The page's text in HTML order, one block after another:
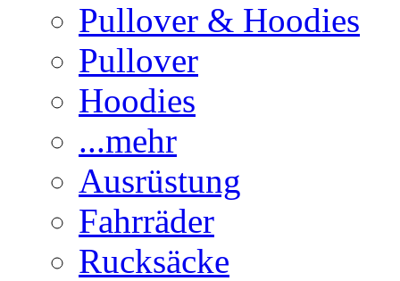
Pullover & Hoodies
Pullover
Hoodies
...mehr
Ausrüstung
Fahrräder
Rucksäcke